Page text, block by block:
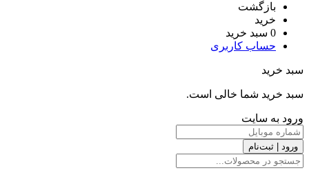
بازگشت
خرید
0 سبد خرید
حساب کاربری
سبد خرید
سبد خرید شما خالی است.
ورود به سایت
ورود | ثبت‌نام